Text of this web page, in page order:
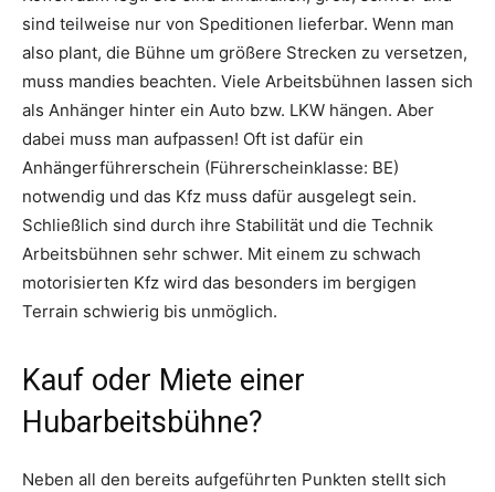
sind teilweise nur von Speditionen lieferbar. Wenn man
also plant, die Bühne um größere Strecken zu versetzen,
muss mandies beachten. Viele Arbeitsbühnen lassen sich
als Anhänger hinter ein Auto bzw. LKW hängen. Aber
dabei muss man aufpassen! Oft ist dafür ein
Anhängerführerschein (Führerscheinklasse: BE)
notwendig und das Kfz muss dafür ausgelegt sein.
Schließlich sind durch ihre Stabilität und die Technik
Arbeitsbühnen sehr schwer. Mit einem zu schwach
motorisierten Kfz wird das besonders im bergigen
Terrain schwierig bis unmöglich.
Kauf oder Miete einer
Hubarbeitsbühne?
Neben all den bereits aufgeführten Punkten stellt sich